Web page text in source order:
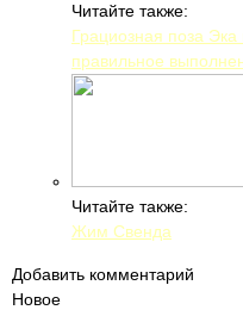
Читайте также:
Грациозная поза
правильное
Читайте также:
Жим Свенда
Добавить комментарий
Новое